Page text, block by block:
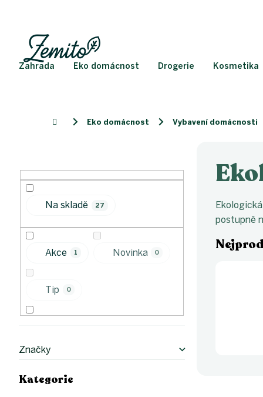
Zahrada Eko domácnost Drogerie Kosmetika
Domů Eko domácnost Vybavení domácnosti
Na skladě 27
Akce 1 Novinka 0
Tip 0
Hit měsíce
Značky
Přeskočit
Kategorie
postupně